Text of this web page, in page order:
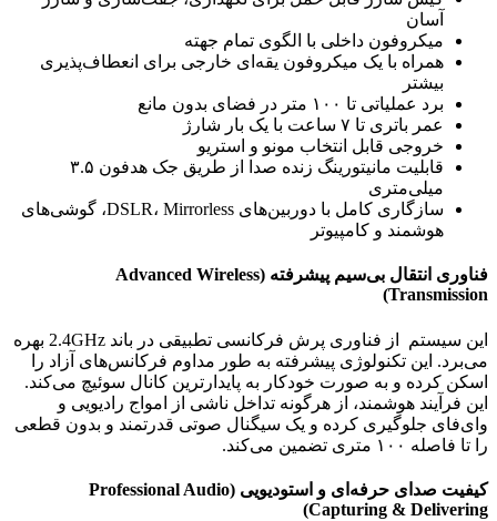
آسان
میکروفون داخلی با الگوی تمام جهته
همراه با یک میکروفون یقه‌ای خارجی برای انعطاف‌پذیری
بیشتر
برد عملیاتی تا ۱۰۰ متر در فضای بدون مانع
عمر باتری تا ۷ ساعت با یک بار شارژ
خروجی قابل انتخاب مونو و استریو
قابلیت مانیتورینگ زنده صدا از طریق جک هدفون ۳.۵
میلی‌متری
سازگاری کامل با دوربین‌های DSLR، Mirrorless، گوشی‌های
هوشمند و کامپیوتر
فناوری انتقال بی‌سیم پیشرفته (Advanced Wireless
Transmission)
این سیستم از فناوری پرش فرکانسی تطبیقی در باند 2.4GHz بهره
می‌برد. این تکنولوژی پیشرفته به طور مداوم فرکانس‌های آزاد را
اسکن کرده و به صورت خودکار به پایدارترین کانال سوئیچ می‌کند.
این فرآیند هوشمند، از هرگونه تداخل ناشی از امواج رادیویی و
وای‌فای جلوگیری کرده و یک سیگنال صوتی قدرتمند و بدون قطعی
را تا فاصله ۱۰۰ متری تضمین می‌کند.
کیفیت صدای حرفه‌ای و استودیویی (Professional Audio
Capturing & Delivering)